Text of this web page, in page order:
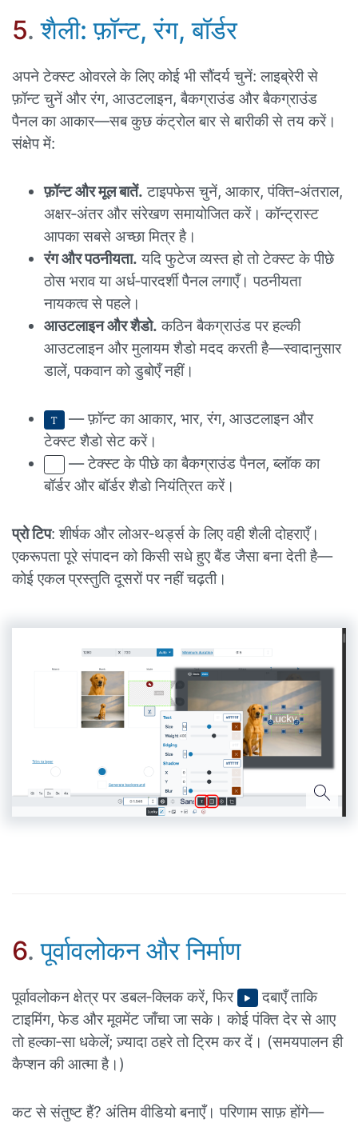
5. शैली: फ़ॉन्ट, रंग, बॉर्डर
अपने टेक्स्ट ओवरले के लिए कोई भी सौंदर्य चुनें: लाइब्रेरी से
फ़ॉन्ट चुनें और रंग, आउटलाइन, बैकग्राउंड और बैकग्राउंड
पैनल का आकार—सब कुछ कंट्रोल बार से बारीकी से तय करें।
संक्षेप में:
फ़ॉन्ट और मूल बातें. टाइपफेस चुनें, आकार, पंक्ति‑अंतराल,
अक्षर‑अंतर और संरेखण समायोजित करें। कॉन्ट्रास्ट
आपका सबसे अच्छा मित्र है।
रंग और पठनीयता. यदि फुटेज व्यस्त हो तो टेक्स्ट के पीछे
ठोस भराव या अर्ध‑पारदर्शी पैनल लगाएँ। पठनीयता
नायकत्व से पहले।
आउटलाइन और शैडो. कठिन बैकग्राउंड पर हल्की
आउटलाइन और मुलायम शैडो मदद करती है—स्वादानुसार
डालें, पकवान को डुबोएँ नहीं।
— फ़ॉन्ट का आकार, भार, रंग, आउटलाइन और
टेक्स्ट शैडो सेट करें।
— टेक्स्ट के पीछे का बैकग्राउंड पैनल, ब्लॉक का
बॉर्डर और बॉर्डर शैडो नियंत्रित करें।
प्रो टिप: शीर्षक और लोअर‑थर्ड्स के लिए वही शैली दोहराएँ।
एकरूपता पूरे संपादन को किसी सधे हुए बैंड जैसा बना देती है—
कोई एकल प्रस्तुति दूसरों पर नहीं चढ़ती।
6. पूर्वावलोकन और निर्माण
पूर्वावलोकन क्षेत्र पर डबल‑क्लिक करें, फिर
दबाएँ ताकि
टाइमिंग, फेड और मूवमेंट जाँचा जा सके। कोई पंक्ति देर से आए
तो हल्का‑सा धकेलें; ज़्यादा ठहरे तो ट्रिम कर दें। (समयपालन ही
कैप्शन की आत्मा है।)
कट से संतुष्ट हैं? अंतिम वीडियो बनाएँ। परिणाम साफ़ होंगे—